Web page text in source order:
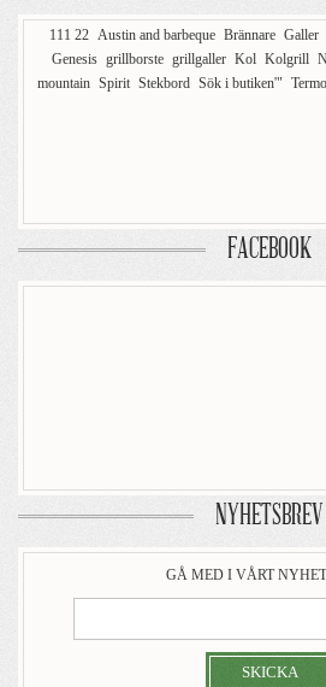
111 22 Austin and barbeque Brännare Galler
Genesis grillborste grillgaller Kol Kolgrill
mountain Spirit Stekbord Sök i butiken'"
FACEBOOK
NYHETSBREV
GÅ MED I VÅRT
SKICKA